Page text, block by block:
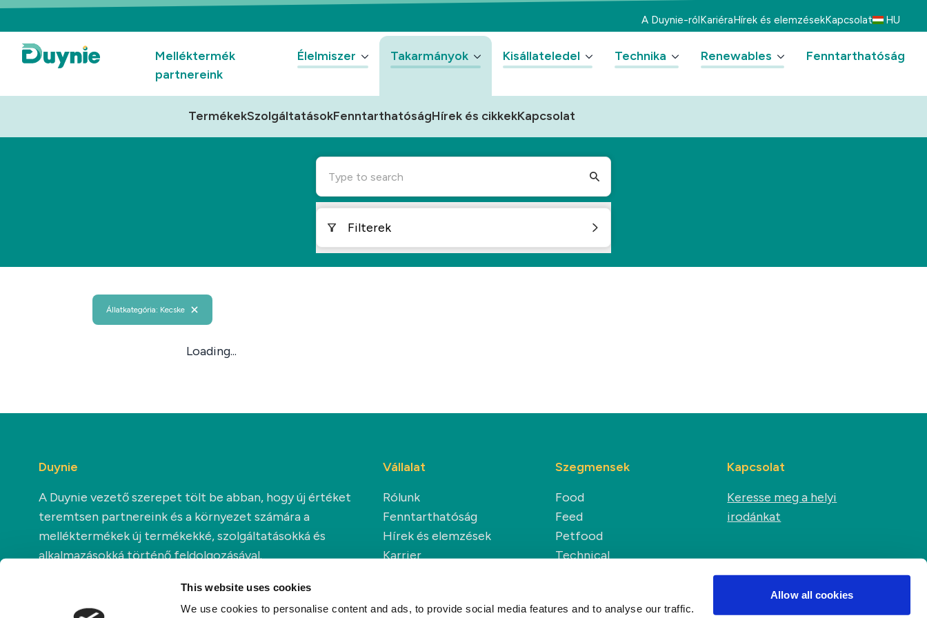
This website uses cookies
We use cookies to personalise content and ads, to provide social media features and to analyse our traffic.
Allow all cookies
A Duynie-rólKariéraHírek és elemzésekKapcsolat HU
Melléktermék
partnereink
Élelmiszer Takarmányok Kisállateledel Technika Renewables Fenntarthatóság
TermékekSzolgáltatásokFenntarthatóságHírek és cikkekKapcsolat
Type to search
Filterek
Állatkategória: Kecske
Loading...
Duynie
A Duynie vezető szerepet tölt be abban, hogy új értéket
teremtsen partnereink és a környezet számára a
melléktermékek új termékekké, szolgáltatásokká és
alkalmazásokká történő feldolgozásával.
Vállalat
Rólunk
Fenntarthatóság
Hírek és elemzések
Karrier
Szegmensek
Food
Feed
Petfood
Technical
Kapcsolat
Keresse meg a helyi
irodánkat